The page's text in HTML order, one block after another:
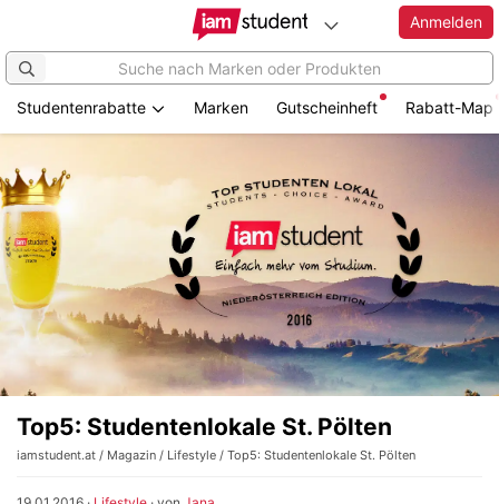
Anmelden
Studentenrabatte Marken Gutscheinheft Rabatt-Map
Top5: Studentenlokale St. Pölten
iamstudent.at / Magazin / Lifestyle / Top5: Studentenlokale St. Pölten